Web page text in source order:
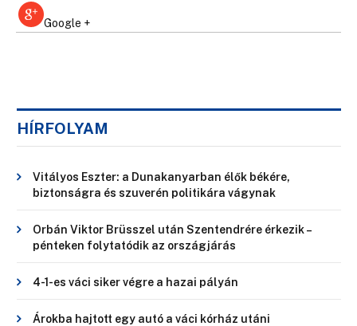
Google +
HÍRFOLYAM
Vitályos Eszter: a Dunakanyarban élők békére,
biztonságra és szuverén politikára vágynak
Orbán Viktor Brüsszel után Szentendrére érkezik –
pénteken folytatódik az országjárás
4-1-es váci siker végre a hazai pályán
Árokba hajtott egy autó a váci kórház utáni